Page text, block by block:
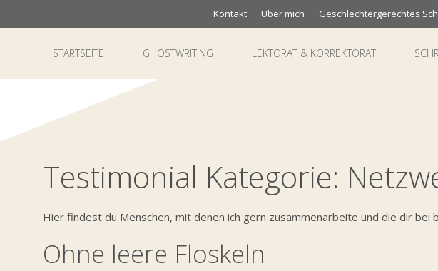
Kontakt Über mich Geschlechtergerechtes
STARTSEITE GHOSTWRITING LEKTORAT & KORREKTORAT
Testimonial Kategorie:
Hier findest du Menschen, mit denen ich gern zusammenarbeite und die dir bei
Ohne leere Floskeln